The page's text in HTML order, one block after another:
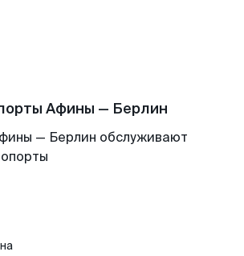
Афины — Берлин
— Берлин обслуживают